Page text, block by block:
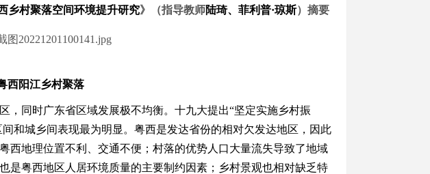
乡村聚落空间环境提升研究》（指导教师陆琦、 菲利普·琼斯）摘要
西阳江乡村聚落
，同时广东省区域发展极不均衡。十九大提出“坚定实施乡村振
和城乡间表现最为明显。粤西是发达省份的相对欠发达地区，因此
西地理位置不利、交通不便；村落的优势人口大量流失导致了地域
是粤西地区人居环境质量的主要制约因素；乡村景观也相对缺乏特